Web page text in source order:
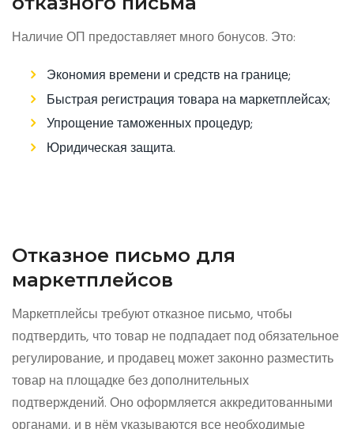
Наличие ОП предоставляет много бонусов. Это:
Экономия времени и средств на границе;
Быстрая регистрация товара на маркетплейсах;
Упрощение таможенных процедур;
Юридическая защита.
Отказное письмо для
маркетплейсов
Маркетплейсы требуют отказное письмо, чтобы
подтвердить, что товар не подпадает под обязательное
регулирование, и продавец может законно разместить
товар на площадке без дополнительных
подтверждений. Оно оформляется аккредитованными